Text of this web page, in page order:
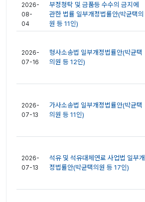
2026-
08-
04
부정청탁 및 금품등 수수의 금지에
관한 법률 일부개정법률안(박균택의
원 등 11인)
2026-
07-16
형사소송법 일부개정법률안(박균택
의원 등 12인)
2026-
07-13
가사소송법 일부개정법률안(박균택
의원 등 11인)
2026-
07-13
석유 및 석유대체연료 사업법 일부개
정법률안(박균택의원 등 17인)